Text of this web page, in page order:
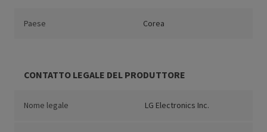
Paese Corea
CONTATTO LEGALE DEL PRODUTTORE
Nome legale LG Electronics Inc.